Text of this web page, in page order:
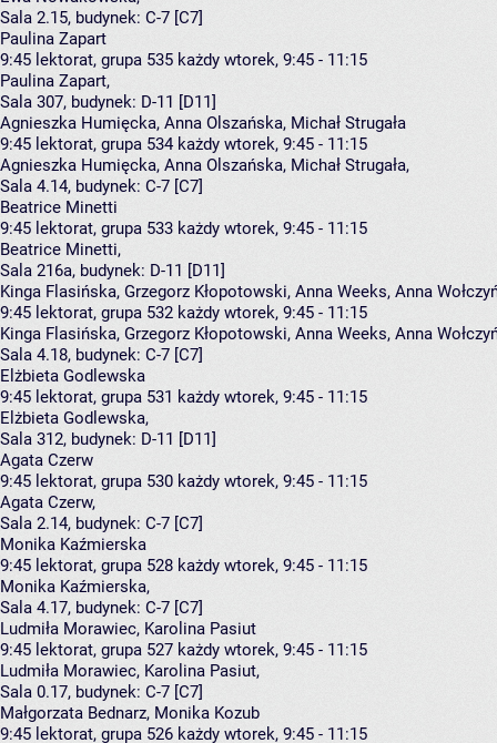
Sala 2.15, budynek: C-7 [C7]
Paulina Zapart
9:45 lektorat, grupa 535 każdy wtorek, 9:45 - 11:15
Paulina Zapart,
Sala 307, budynek: D-11 [D11]
Agnieszka Humięcka, Anna Olszańska, Michał Strugała
9:45 lektorat, grupa 534 każdy wtorek, 9:45 - 11:15
Agnieszka Humięcka, Anna Olszańska, Michał Strugała,
Sala 4.14, budynek: C-7 [C7]
Beatrice Minetti
9:45 lektorat, grupa 533 każdy wtorek, 9:45 - 11:15
Beatrice Minetti,
Sala 216a, budynek: D-11 [D11]
Kinga Flasińska, Grzegorz Kłopotowski, Anna Weeks, Anna
9:45 lektorat, grupa 532 każdy wtorek, 9:45 - 11:15
Kinga Flasińska, Grzegorz Kłopotowski, Anna Weeks, Anna
Sala 4.18, budynek: C-7 [C7]
Elżbieta Godlewska
9:45 lektorat, grupa 531 każdy wtorek, 9:45 - 11:15
Elżbieta Godlewska,
Sala 312, budynek: D-11 [D11]
Agata Czerw
9:45 lektorat, grupa 530 każdy wtorek, 9:45 - 11:15
Agata Czerw,
Sala 2.14, budynek: C-7 [C7]
Monika Kaźmierska
9:45 lektorat, grupa 528 każdy wtorek, 9:45 - 11:15
Monika Kaźmierska,
Sala 4.17, budynek: C-7 [C7]
Ludmiła Morawiec, Karolina Pasiut
9:45 lektorat, grupa 527 każdy wtorek, 9:45 - 11:15
Ludmiła Morawiec, Karolina Pasiut,
Sala 0.17, budynek: C-7 [C7]
Małgorzata Bednarz, Monika Kozub
9:45 lektorat, grupa 526 każdy wtorek, 9:45 - 11:15